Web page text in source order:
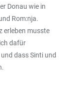
Donau wie in
Rom:nja.
erleben musste
dafür
dass Sinti und